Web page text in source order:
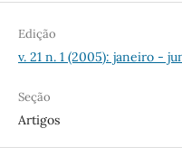
Edição
v. 21 n. 1 (2005): janeiro -
Seção
Artigos